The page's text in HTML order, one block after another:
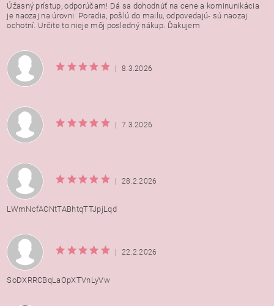
Úžasný prístup, odporúčam! Dá sa dohodnúť na cene a kominunikácia
je naozaj na úrovni. Poradia, pošlú do mailu, odpovedajú- sú naozaj
ochotní. Určite to nieje môj posledný nákup. Ďakujem
| 8.3.2026
| 7.3.2026
| 28.2.2026
LWmNcfACNtTABhtqTTJpjLqd
| 22.2.2026
SoDXRRCBqLaOpXTVnLyVw